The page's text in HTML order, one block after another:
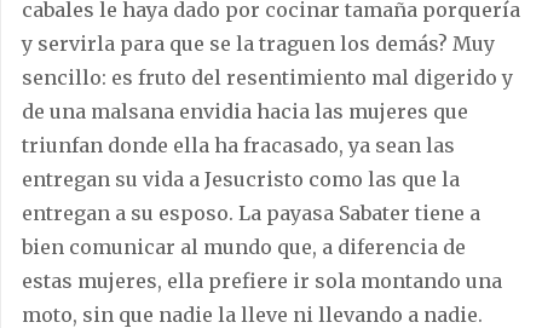
cabales le haya dado por cocinar tamaña porquería
y servirla para que se la traguen los demás? Muy
sencillo: es fruto del resentimiento mal digerido y
de una malsana envidia hacia las mujeres que
triunfan donde ella ha fracasado, ya sean las
entregan su vida a Jesucristo como las que la
entregan a su esposo. La payasa Sabater tiene a
bien comunicar al mundo que, a diferencia de
estas mujeres, ella prefiere ir sola montando una
moto, sin que nadie la lleve ni llevando a nadie.